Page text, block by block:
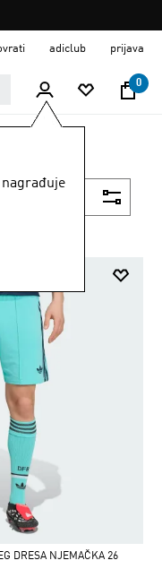
adiclub prijava
0
DRESA NJEMAČKA 26